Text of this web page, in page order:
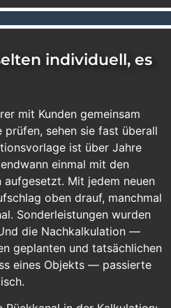
individuell, es
mit Kunden gemeinsam
sehen sie fast überall
ist über Jahre
einmal mit den
aufgesetzt. Mit jedem neuen
oben drauf, manchmal
Sonderleistungen wurden
die Nachkalkulation —
geplanten und tatsächlichen
eines Objekts — passierte